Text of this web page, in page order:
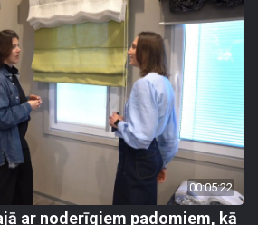
00:05:22
ar noderīgiem padomiem, kā